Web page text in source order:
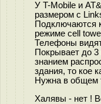
У T-Mobile и
размером с
Подключаются
режиме cell
Телефоны
Покрывает до 3
знанием
здания, то кое
Нужна в общем
Халявы - нет !